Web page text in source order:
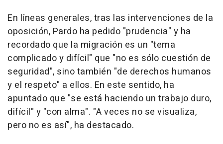
En líneas generales, tras las intervenciones de la
oposición, Pardo ha pedido "prudencia" y ha
recordado que la migración es un "tema
complicado y difícil" que "no es sólo cuestión de
seguridad", sino también "de derechos humanos
y el respeto" a ellos. En este sentido, ha
apuntado que "se está haciendo un trabajo duro,
difícil" y "con alma". "A veces no se visualiza,
pero no es así", ha destacado.